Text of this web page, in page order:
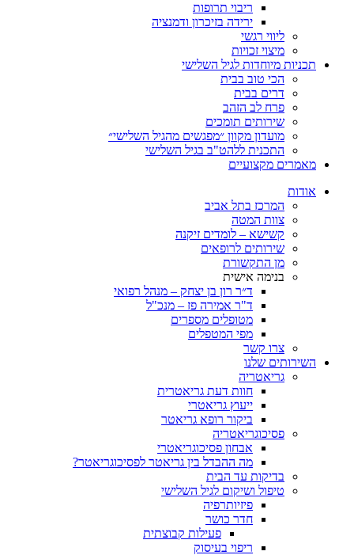
ריבוי תרופות
ירידה בזיכרון ודמנציה
מיצוי זכויות
מיוחדות לגיל השלישי
הכי טוב בבית
דרים בבית
פרח לב הזהב
שירותים תומכים
מועדון מקוון ״מפגשים מהגיל השלישי״
התכנית ללהט"ב בגיל השלישי
מקצועיים
המרכז בתל אביב
צוות המטה
קשישא – לומדים זיקנה
שירותים לרופאים
מן התקשורת
בנימה אישית
ד״ר רון בן יצחק – מנהל רפואי
ד"ר אמירה פז – מנכ"ל
מטופלים מספרים
מפי המטפלים
שלנו
גריאטריה
חוות דעת גריאטרית
ייעוץ גריאטרי
ביקור רופא גריאטר
פסיכוגריאטריה
אבחון פסיכוגריאטרי
מה ההבדל בין גריאטר לפסיכוגריאטר?
בדיקות עד הבית
טיפול ושיקום לגיל השלישי
פיזיותרפיה
חדר כושר
פעילות קבוצתית
ריפוי בעיסוק